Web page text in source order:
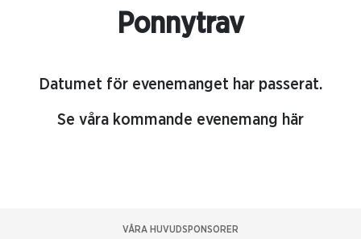
Ponnytrav
Datumet för evenemanget har passerat.
Se våra kommande evenemang här
VÅRA HUVUDSPONSORER